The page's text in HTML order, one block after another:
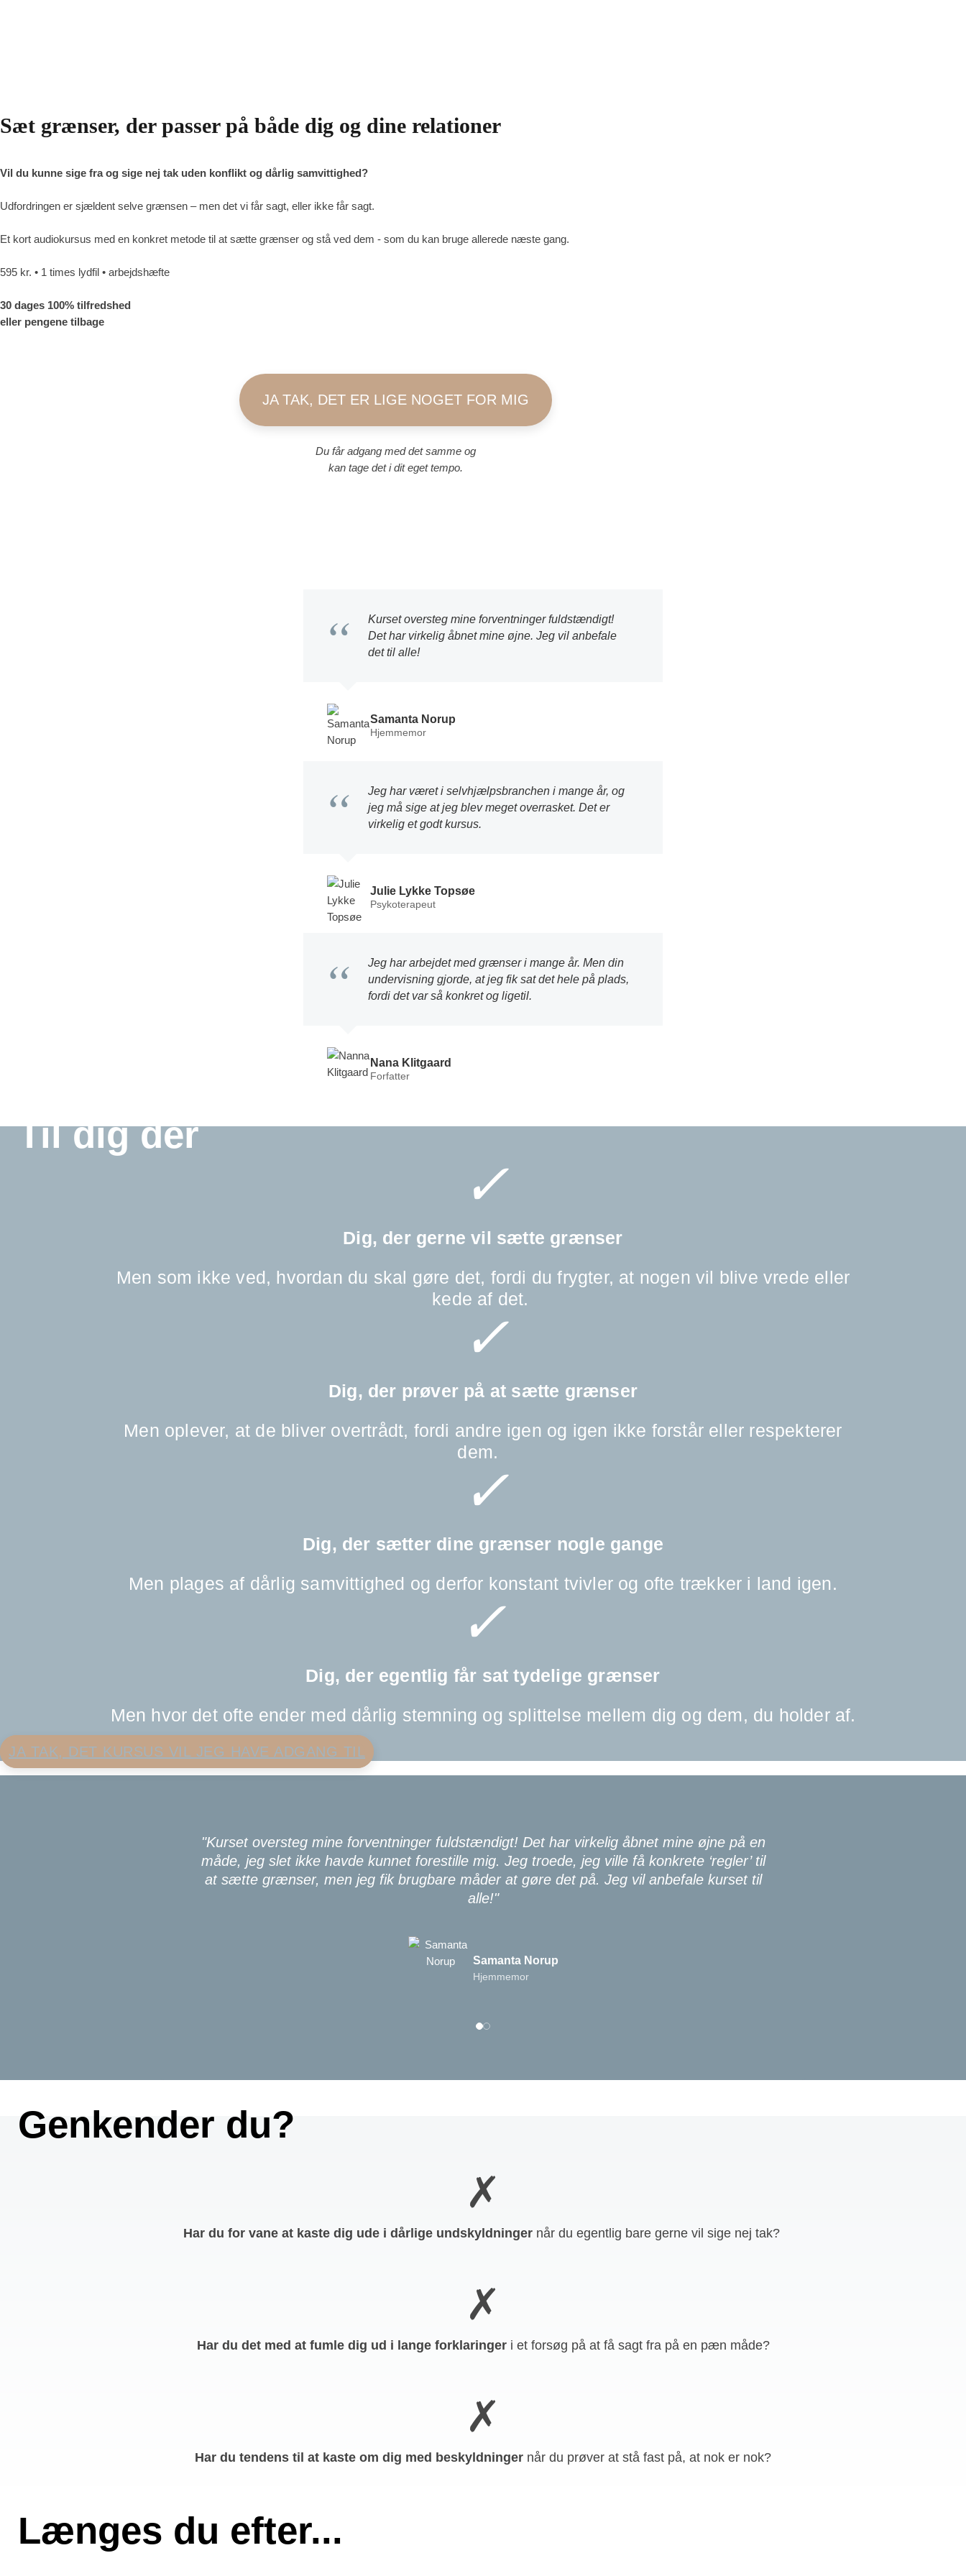
Sæt grænser, der passer på både dig og dine relationer
Vil du kunne sige fra og sige nej tak uden konflikt og dårlig samvittighed?
Udfordringen er sjældent selve grænsen – men det vi får sagt, eller ikke får sagt.
Et kort audiokursus med en konkret metode til at sætte grænser og stå ved dem - som du kan bruge allerede næste gang.
595 kr. • 1 times lydfil • arbejdshæfte
30 dages 100% tilfredshed
eller pengene tilbage
JA TAK, DET ER LIGE NOGET FOR MIG
Du får adgang med det samme og
kan tage det i dit eget tempo.
“
Kurset oversteg mine forventninger fuldstændigt!
Det har virkelig åbnet mine øjne. Jeg vil anbefale
det til alle!
Samanta Norup
Hjemmemor
“
Jeg har været i selvhjælpsbranchen i mange år, og
jeg må sige at jeg blev meget overrasket. Det er
virkelig et godt kursus.
Julie Lykke Topsøe
Psykoterapeut
“
Jeg har arbejdet med grænser i mange år. Men din
undervisning gjorde, at jeg fik sat det hele på plads,
fordi det var så konkret og ligetil.
Nana Klitgaard
Forfatter
Til dig der
✓
Dig, der gerne vil sætte grænser
Men som ikke ved, hvordan du skal gøre det, fordi du frygter, at nogen vil blive vrede eller
kede af det.
✓
Dig, der prøver på at sætte grænser
Men oplever, at de bliver overtrådt, fordi andre igen og igen ikke forstår eller respekterer
dem.
✓
Dig, der sætter dine grænser nogle gange
Men plages af dårlig samvittighed og derfor konstant tvivler og ofte trækker i land igen.
✓
Dig, der egentlig får sat tydelige grænser
Men hvor det ofte ender med dårlig stemning og splittelse mellem dig og dem, du holder af.
JA TAK, DET KURSUS VIL JEG HAVE ADGANG TIL
"Kurset oversteg mine forventninger fuldstændigt! Det har virkelig åbnet mine øjne på en
måde, jeg slet ikke havde kunnet forestille mig. Jeg troede, jeg ville få konkrete ‘regler’ til
at sætte grænser, men jeg fik brugbare måder at gøre det på. Jeg vil anbefale kurset til
alle!"
Samanta Norup
Hjemmemor
Genkender du?
✗
Har du for vane at kaste dig ude i dårlige undskyldninger når du egentlig bare gerne vil sige nej tak?
✗
Har du det med at fumle dig ud i lange forklaringeri et forsøg på at få sagt fra på en pæn måde?
✗
Har du tendens til at kaste om dig med beskyldninger når du prøver at stå fast på, at nok er nok?
Længes du efter...